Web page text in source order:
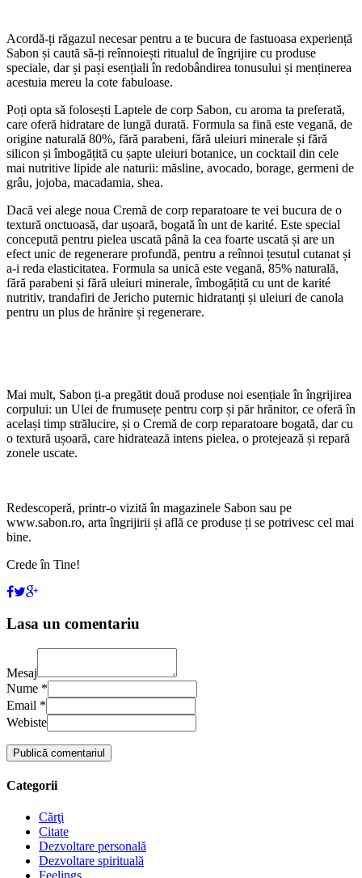
Acordă-ți răgazul necesar pentru a te bucura de fastuoasa experiență
Sabon și caută să-ți reînnoiești ritualul de îngrijire cu produse
speciale, dar și pași esențiali în redobândirea tonusului și menținerea
acestuia mereu la cote fabuloase.
Poți opta să folosești Laptele de corp Sabon, cu aroma ta preferată,
care oferă hidratare de lungă durată. Formula sa fină este vegană, de
origine naturală 80%, fără parabeni, fără uleiuri minerale și fără
silicon și îmbogățită cu șapte uleiuri botanice, un cocktail din cele
mai nutritive lipide ale naturii: măsline, avocado, borage, germeni de
grâu, jojoba, macadamia, shea.
Dacă vei alege noua Cremă de corp reparatoare te vei bucura de o
textură onctuoasă, dar ușoară, bogată în unt de karité. Este special
concepută pentru pielea uscată până la cea foarte uscată și are un
efect unic de regenerare profundă, pentru a reînnoi țesutul cutanat și
a-i reda elasticitatea. Formula sa unică este vegană, 85% naturală,
fără parabeni și fără uleiuri minerale, îmbogățită cu unt de karité
nutritiv, trandafiri de Jericho puternic hidratanți și uleiuri de canola
pentru un plus de hrănire și regenerare.
Mai mult, Sabon ți-a pregătit două produse noi esențiale în îngrijirea
corpului: un Ulei de frumusețe pentru corp și păr hrănitor, ce oferă în
același timp strălucire, și o Cremă de corp reparatoare bogată, dar cu
o textură ușoară, care hidratează intens pielea, o protejează și repară
zonele uscate.
Redescoperă, printr-o vizită în magazinele Sabon sau pe
www.sabon.ro, arta îngrijirii și află ce produse ți se potrivesc cel mai
bine.
Crede în Tine!
Lasa un comentariu
Mesaj
Nume *
Email *
Webiste
Categorii
Cărţi
Citate
Dezvoltare personală
Dezvoltare spirituală